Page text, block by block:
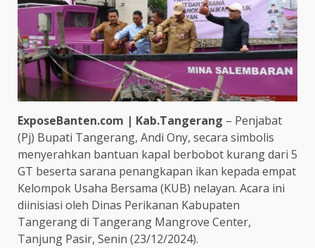
ExposeBanten.com | Kab.Tangerang – Penjabat
(Pj) Bupati Tangerang, Andi Ony, secara simbolis
menyerahkan bantuan kapal berbobot kurang dari 5
GT beserta sarana penangkapan ikan kepada empat
Kelompok Usaha Bersama (KUB) nelayan. Acara ini
diinisiasi oleh Dinas Perikanan Kabupaten
Tangerang di Tangerang Mangrove Center,
Tanjung Pasir, Senin (23/12/2024).